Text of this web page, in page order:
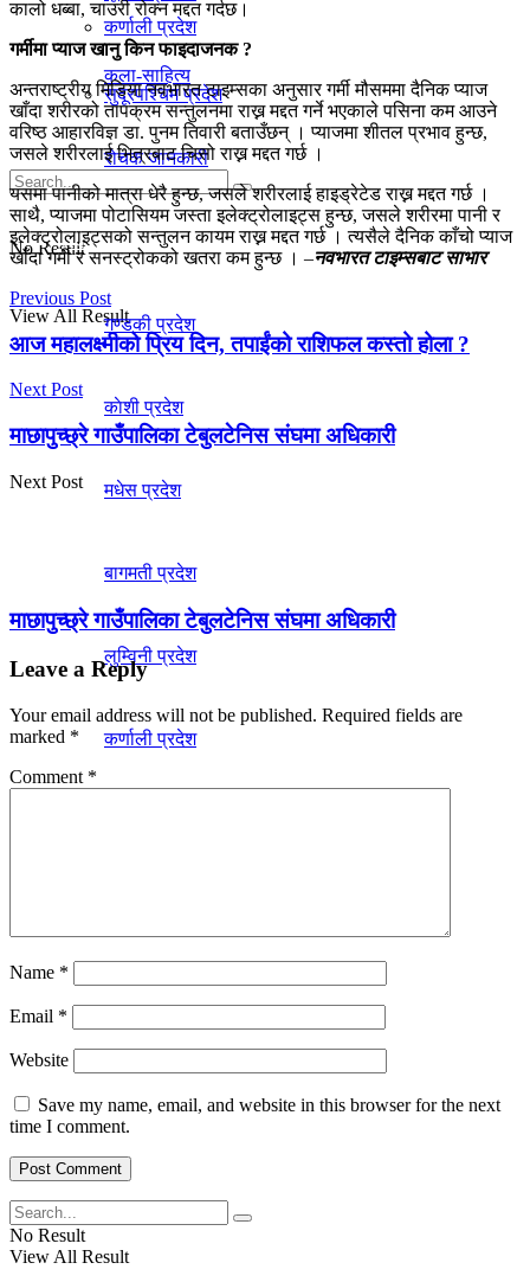
कर्णाली प्रदेश
सुदूरपश्चिम प्रदेश
No Result
View All Result
कला-साहित्य
रोचक जानकारी
प्रदेश
गण्डकी प्रदेश
काेशी प्रदेश
मधेस प्रदेश
बागमती प्रदेश
लुम्विनी प्रदेश
कर्णाली प्रदेश
No Result
कालो धब्बा, चाउरी रोक्न मद्दत गर्दछ।
गर्मीमा प्याज खानु किन फाइदाजनक ?
अन्तराष्ट्रीय मिडिया नवभारत टाइम्सका अनुसार गर्मी मौसममा दैनिक प्याज
खाँदा शरीरको तापक्रम सन्तुलनमा राख्न मद्दत गर्ने भएकाले पसिना कम आउने
वरिष्ठ आहारविज्ञ डा. पुनम तिवारी बताउँछन् । प्याजमा शीतल प्रभाव हुन्छ,
जसले शरीरलाई भित्रबाट चिसो राख्न मद्दत गर्छ ।
यसमा पानीको मात्रा धेरै हुन्छ, जसले शरीरलाई हाइड्रेटेड राख्न मद्दत गर्छ ।
साथै, प्याजमा पोटासियम जस्ता इलेक्ट्रोलाइट्स हुन्छ, जसले शरीरमा पानी र
इलेक्ट्रोलाइट्सको सन्तुलन कायम राख्न मद्दत गर्छ । त्यसैले दैनिक काँचो प्याज
खाँदा गर्मी र सनस्ट्रोकको खतरा कम हुन्छ । –नवभारत टाइम्सबाट साभार
Previous Post
आज महालक्ष्मीको प्रिय दिन, तपाईंको राशिफल कस्तो होला ?
Next Post
माछापुच्छ्रे गाउँपालिका टेबुलटेनिस संघमा अधिकारी
Next Post
माछापुच्छ्रे गाउँपालिका टेबुलटेनिस संघमा अधिकारी
Leave a Reply
Your email address will not be published. Required fields are
marked *
Comment *
Name *
Email *
Website
Save my name, email, and website in this browser for the next
time I comment.
No Result
View All Result